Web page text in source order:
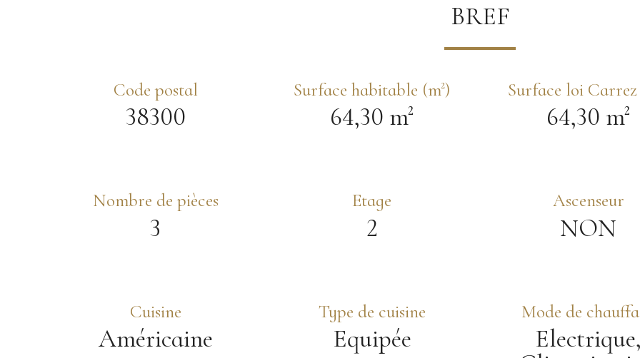
BREF
Code postal
38300
Surface habitable (m²)
64,30 m²
Surface loi Carrez
64,30 m²
Nombre de pièces
3
Etage
2
Ascenseur
NON
Cuisine
Américaine
Type de cuisine
Equipée
Mode de
Electrique,